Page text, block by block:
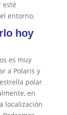
esté
entorno.
hoy
es muy
a Polaris y
polar
en
localización